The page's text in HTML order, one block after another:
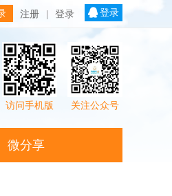
注册 登录 登录
关注公众号
访问手机版
微分享